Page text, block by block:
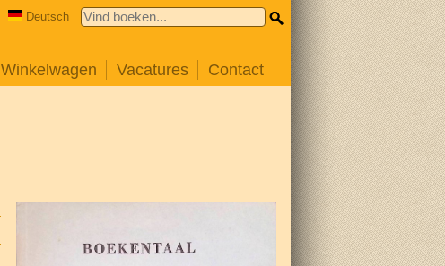
Deutsch
Winkelwagen Vacatures Contact